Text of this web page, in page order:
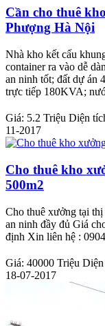
Cần cho thuê
Phượng Hà Nội
Nhà kho kết cấu
container ra vào dễ
an ninh tốt; đất dự án
trực tiếp 180KVA;
Giá: 5.2 Triệu Diện
11-2017
Cho thuê kho
500m2
Cho thuê xưởng tại
an ninh đầy đủ Giá
định Xin liên hệ :
Giá: 40000 Triệu
18-07-2017